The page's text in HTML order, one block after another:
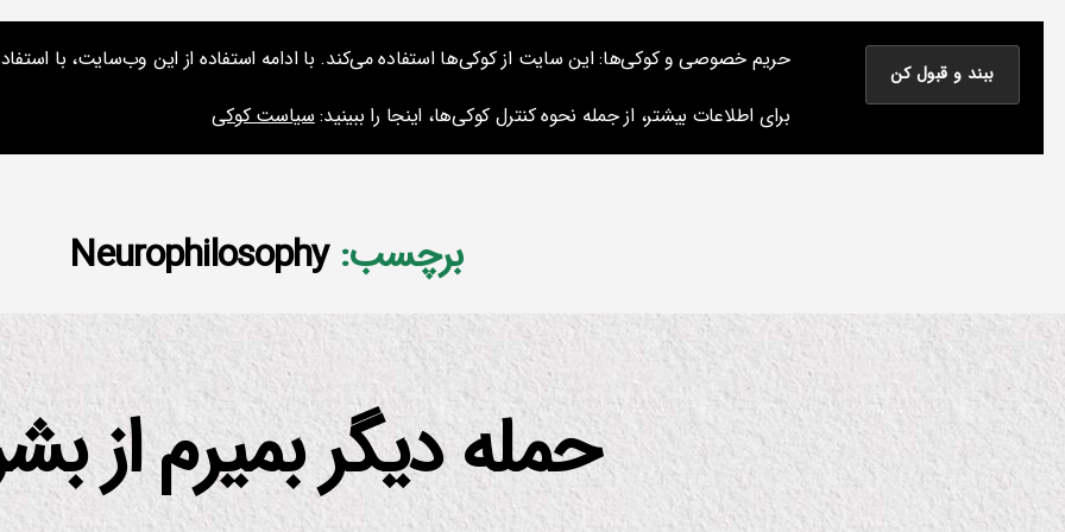
نوشته های پراکنده یک مسعود
نوشته‌های من درباره سینما، موسیقی و کتاب و چیزهای دیگر
ارائه‌ها و
برچسب: Neurophilosophy
دسته‌هاس
ی
م حمله دیگر بمیرم از
از
م
س
حریم خصوصی و کوکی‌ها: این سایت از کوکی‌ها استفاده می‌کند. با ادامه استفاده از این وب‌سایت، با
برای اطلاعات بیشتر، از جمله نحوه کنترل کوکی‌ها، اینجا را ببینید:سیاست کوکی